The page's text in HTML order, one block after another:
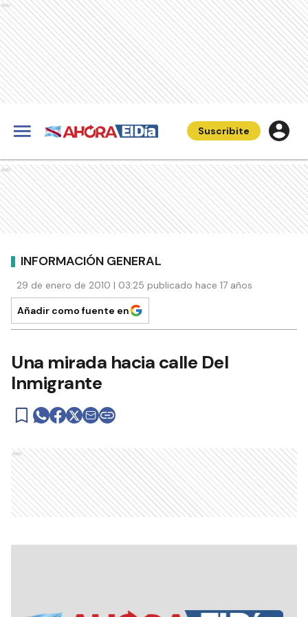
Ads
Suscribite
Ads
INFORMACIÓN GENERAL
29 de enero de 2010 | 03:25 publicado hace 17 años
Añadir como fuente en
Una mirada hacia calle Del
Inmigrante
Ads